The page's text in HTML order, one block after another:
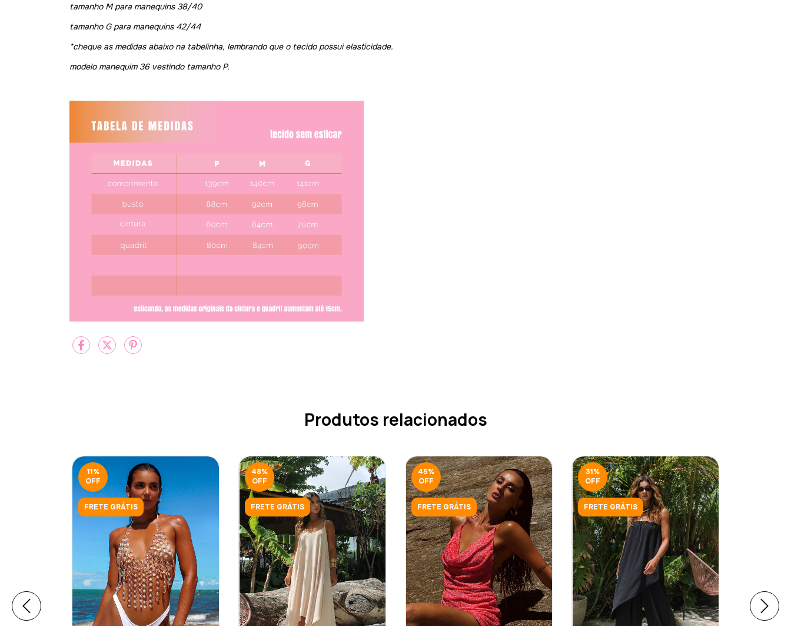
tamanho M para manequins 38/40
tamanho G para manequins 42/44
*cheque as medidas abaixo na tabelinha, lembrando que o tecido possui elasticidade.
modelo manequim 36 vestindo tamanho P.
Produtos relacionados
11%
OFF
FRETE GRÁTIS
48%
OFF
FRETE GRÁTIS
45%
OFF
FRETE GRÁTIS
31%
OFF
FRETE GRÁTIS